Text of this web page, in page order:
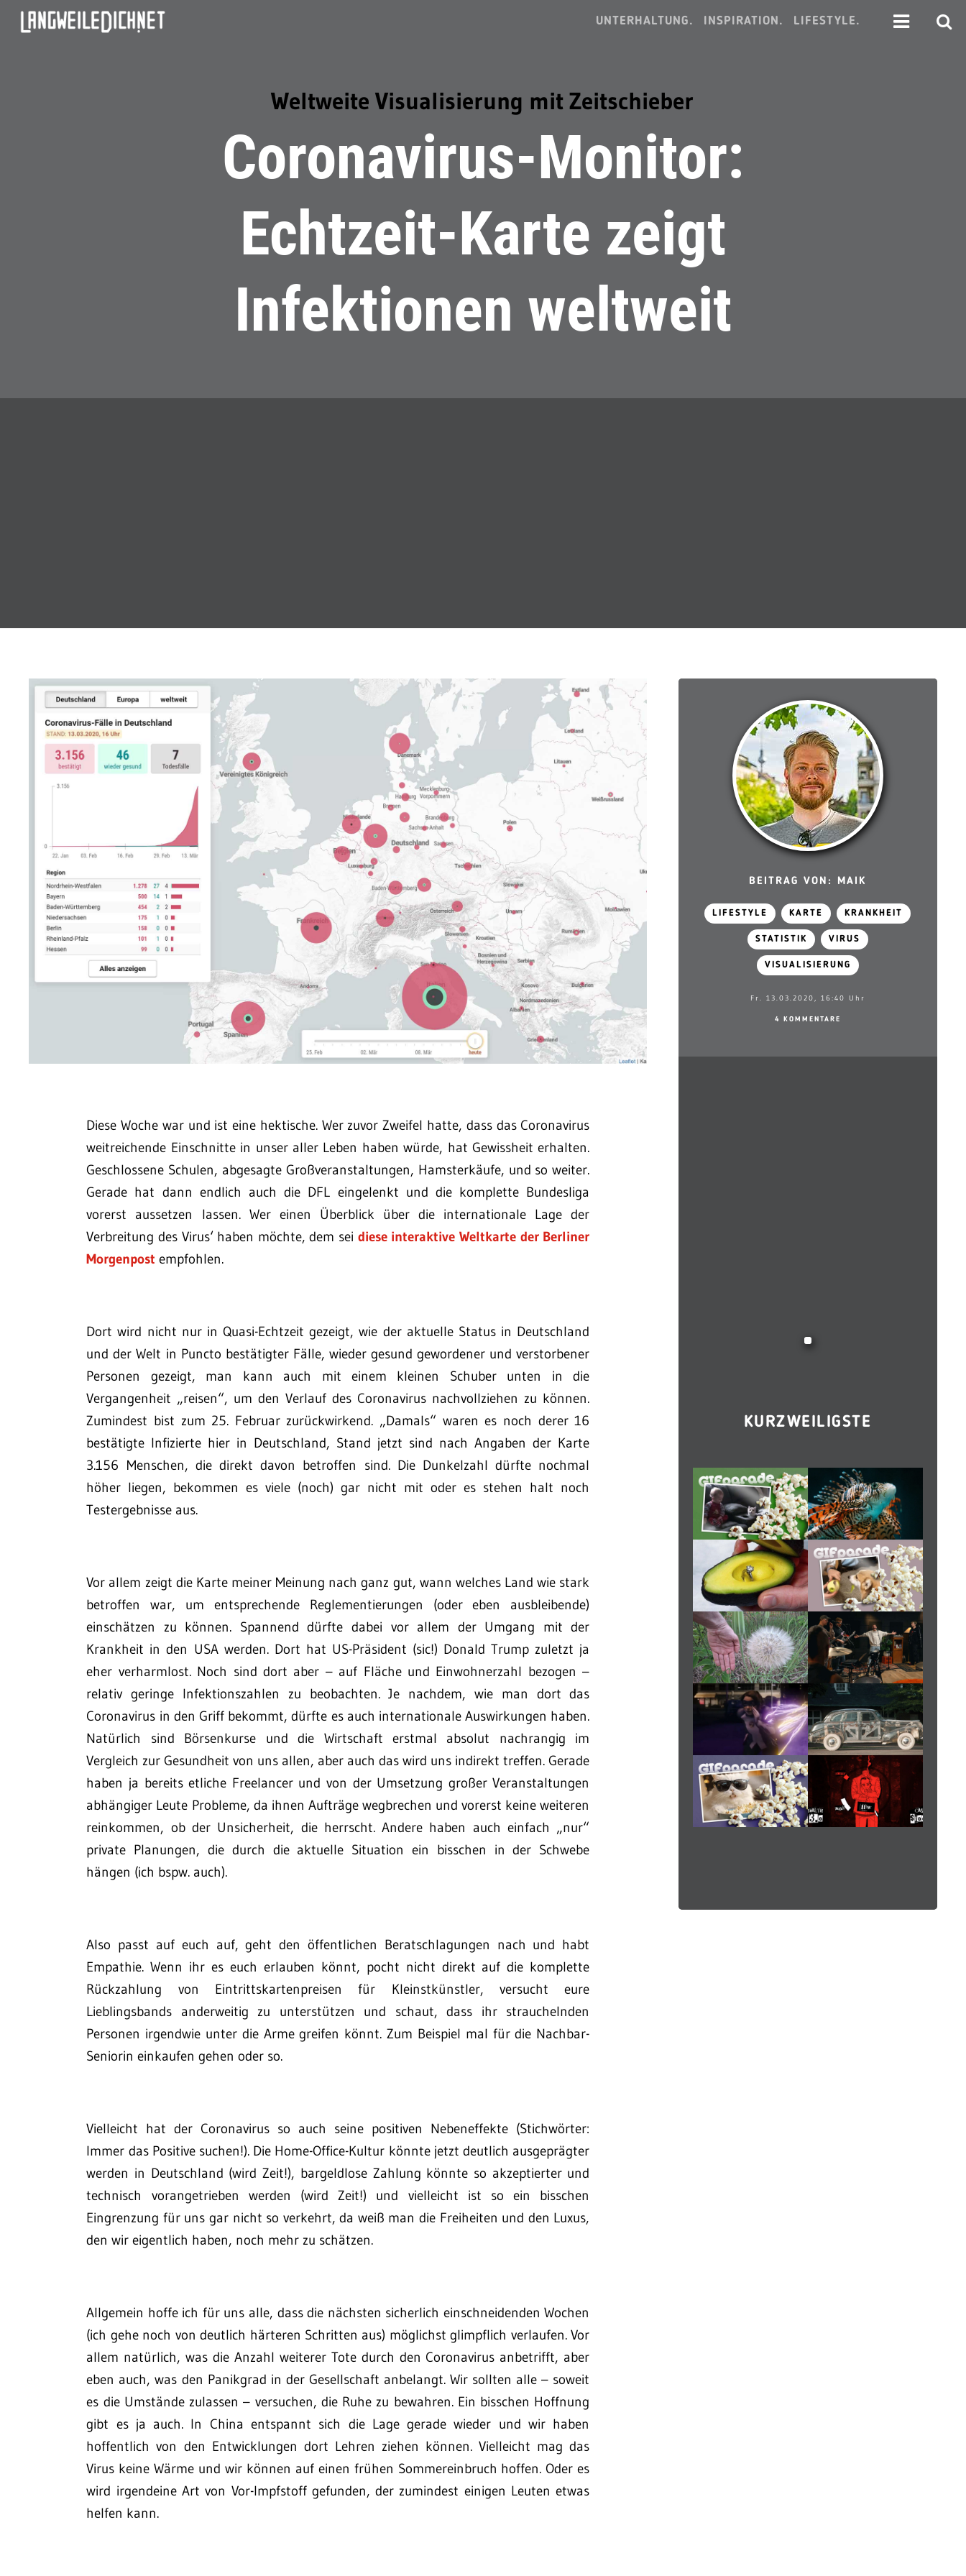
UNTERHALTUNG. INSPIRATION. LIFESTYLE.
Weltweite Visualisierung mit Zeitschieber
Coronavirus-Monitor:
Echtzeit-Karte zeigt
Infektionen weltweit
Diese Woche war und ist eine hektische. Wer zuvor Zweifel hatte, dass das Coronavirus
weitreichende Einschnitte in unser aller Leben haben würde, hat Gewissheit erhalten.
Geschlossene Schulen, abgesagte Großveranstaltungen, Hamsterkäufe, und so weiter.
Gerade hat dann endlich auch die DFL eingelenkt und die komplette Bundesliga
vorerst aussetzen lassen. Wer einen Überblick über die internationale Lage der
Verbreitung des Virus‘ haben möchte, dem sei diese interaktive Weltkarte der Berliner
Morgenpost empfohlen.
Dort wird nicht nur in Quasi-Echtzeit gezeigt, wie der aktuelle Status in Deutschland
und der Welt in Puncto bestätigter Fälle, wieder gesund gewordener und verstorbener
Personen gezeigt, man kann auch mit einem kleinen Schuber unten in die
Vergangenheit „reisen“, um den Verlauf des Coronavirus nachvollziehen zu können.
Zumindest bist zum 25. Februar zurückwirkend. „Damals“ waren es noch derer 16
bestätigte Infizierte hier in Deutschland, Stand jetzt sind nach Angaben der Karte
3.156 Menschen, die direkt davon betroffen sind. Die Dunkelzahl dürfte nochmal
höher liegen, bekommen es viele (noch) gar nicht mit oder es stehen halt noch
Testergebnisse aus.
Vor allem zeigt die Karte meiner Meinung nach ganz gut, wann welches Land wie stark
betroffen war, um entsprechende Reglementierungen (oder eben ausbleibende)
einschätzen zu können. Spannend dürfte dabei vor allem der Umgang mit der
Krankheit in den USA werden. Dort hat US-Präsident (sic!) Donald Trump zuletzt ja
eher verharmlost. Noch sind dort aber – auf Fläche und Einwohnerzahl bezogen –
relativ geringe Infektionszahlen zu beobachten. Je nachdem, wie man dort das
Coronavirus in den Griff bekommt, dürfte es auch internationale Auswirkungen haben.
Natürlich sind Börsenkurse und die Wirtschaft erstmal absolut nachrangig im
Vergleich zur Gesundheit von uns allen, aber auch das wird uns indirekt treffen. Gerade
haben ja bereits etliche Freelancer und von der Umsetzung großer Veranstaltungen
abhängiger Leute Probleme, da ihnen Aufträge wegbrechen und vorerst keine weiteren
reinkommen, ob der Unsicherheit, die herrscht. Andere haben auch einfach „nur“
private Planungen, die durch die aktuelle Situation ein bisschen in der Schwebe
hängen (ich bspw. auch).
Also passt auf euch auf, geht den öffentlichen Beratschlagungen nach und habt
Empathie. Wenn ihr es euch erlauben könnt, pocht nicht direkt auf die komplette
Rückzahlung von Eintrittskartenpreisen für Kleinstkünstler, versucht eure
Lieblingsbands anderweitig zu unterstützen und schaut, dass ihr strauchelnden
Personen irgendwie unter die Arme greifen könnt. Zum Beispiel mal für die Nachbar-
Seniorin einkaufen gehen oder so.
Vielleicht hat der Coronavirus so auch seine positiven Nebeneffekte (Stichwörter:
Immer das Positive suchen!). Die Home-Office-Kultur könnte jetzt deutlich ausgeprägter
werden in Deutschland (wird Zeit!), bargeldlose Zahlung könnte so akzeptierter und
technisch vorangetrieben werden (wird Zeit!) und vielleicht ist so ein bisschen
Eingrenzung für uns gar nicht so verkehrt, da weiß man die Freiheiten und den Luxus,
den wir eigentlich haben, noch mehr zu schätzen.
Allgemein hoffe ich für uns alle, dass die nächsten sicherlich einschneidenden Wochen
(ich gehe noch von deutlich härteren Schritten aus) möglichst glimpflich verlaufen. Vor
allem natürlich, was die Anzahl weiterer Tote durch den Coronavirus anbetrifft, aber
eben auch, was den Panikgrad in der Gesellschaft anbelangt. Wir sollten alle – soweit
es die Umstände zulassen – versuchen, die Ruhe zu bewahren. Ein bisschen Hoffnung
gibt es ja auch. In China entspannt sich die Lage gerade wieder und wir haben
hoffentlich von den Entwicklungen dort Lehren ziehen können. Vielleicht mag das
Virus keine Wärme und wir können auf einen frühen Sommereinbruch hoffen. Oder es
wird irgendeine Art von Vor-Impfstoff gefunden, der zumindest einigen Leuten etwas
helfen kann.
BEITRAG VON: MAIK
LIFESTYLE KARTE KRANKHEIT
STATISTIK VIRUS
VISUALISIERUNG
Fr. 13.03.2020, 16:40 Uhr
4 KOMMENTARE
KURZWEILIGSTE